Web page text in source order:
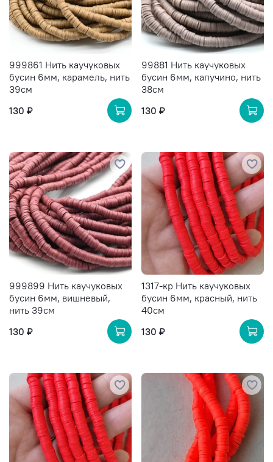
999861 Нить каучуковых
бусин 6мм, карамель, нить
39см
130 ₽
99881 Нить каучуковых
бусин 6мм, капучино, нить
38см
130 ₽
999899 Нить каучуковых
бусин 6мм, вишневый,
нить 39см
130 ₽
1317-кр Нить каучуковых
бусин 6мм, красный, нить
40см
130 ₽